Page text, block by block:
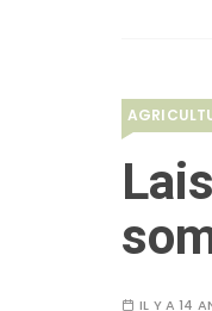
IL Y A 14